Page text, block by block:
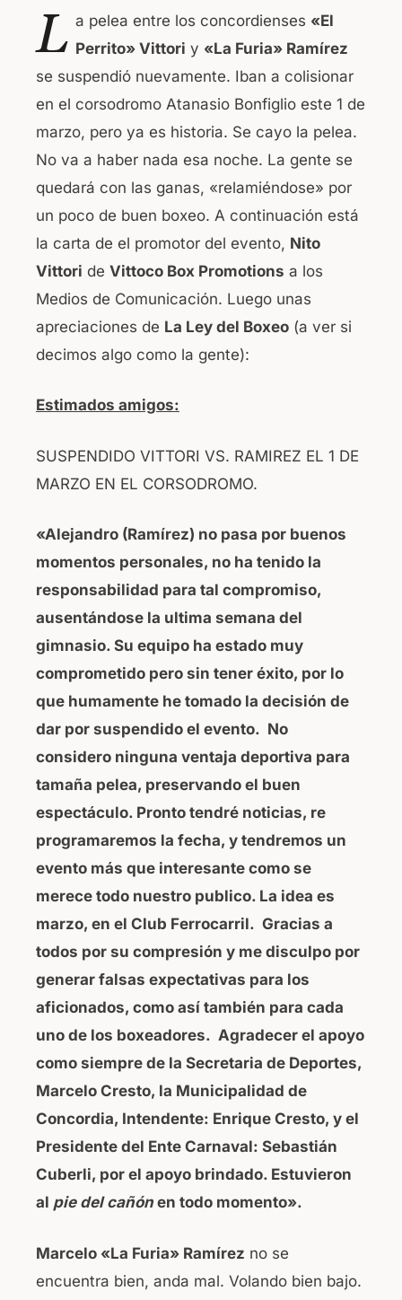
c
e
b
o
o
k
at
s
A
p
p
L a pelea entre los concordienses «El
Perrito» Vittori y «La Furia» Ramírez
se suspendió nuevamente. Iban a colisionar
en el corsodromo Atanasio Bonfiglio este 1 de
marzo, pero ya es historia. Se cayo la pelea.
No va a haber nada esa noche. La gente se
quedará con las ganas, «relamiéndose» por
un poco de buen boxeo. A continuación está
la carta de el promotor del evento, Nito
Vittori de Vittoco Box Promotions a los
Medios de Comunicación. Luego unas
apreciaciones de La Ley del Boxeo (a ver si
decimos algo como la gente):
Estimados amigos:
SUSPENDIDO VITTORI VS. RAMIREZ EL 1 DE
MARZO EN EL CORSODROMO.
«Alejandro (Ramírez) no pasa por buenos
momentos personales, no ha tenido la
responsabilidad para tal compromiso,
ausentándose la ultima semana del
gimnasio. Su equipo ha estado muy
comprometido pero sin tener éxito, por lo
que humamente he tomado la decisión de
dar por suspendido el evento. No
considero ninguna ventaja deportiva para
tamaña pelea, preservando el buen
espectáculo. Pronto tendré noticias, re
programaremos la fecha, y tendremos un
evento más que interesante como se
merece todo nuestro publico. La idea es
marzo, en el Club Ferrocarril. Gracias a
todos por su compresión y me disculpo por
generar falsas expectativas para los
aficionados, como así también para cada
uno de los boxeadores. Agradecer el apoyo
como siempre de la Secretaria de Deportes,
Marcelo Cresto, la Municipalidad de
Concordia, Intendente: Enrique Cresto, y el
Presidente del Ente Carnaval: Sebastián
Cuberli, por el apoyo brindado. Estuvieron
al pie del cañón en todo momento».
Marcelo «La Furia» Ramírez no se
encuentra bien, anda mal. Volando bien bajo.